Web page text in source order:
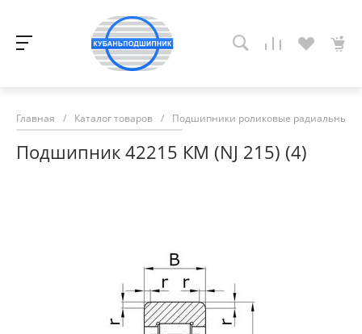
Главная / Каталог товаров / Подшипники роликовые радиальные
Подшипник 42215 КМ (NJ 215) (4)